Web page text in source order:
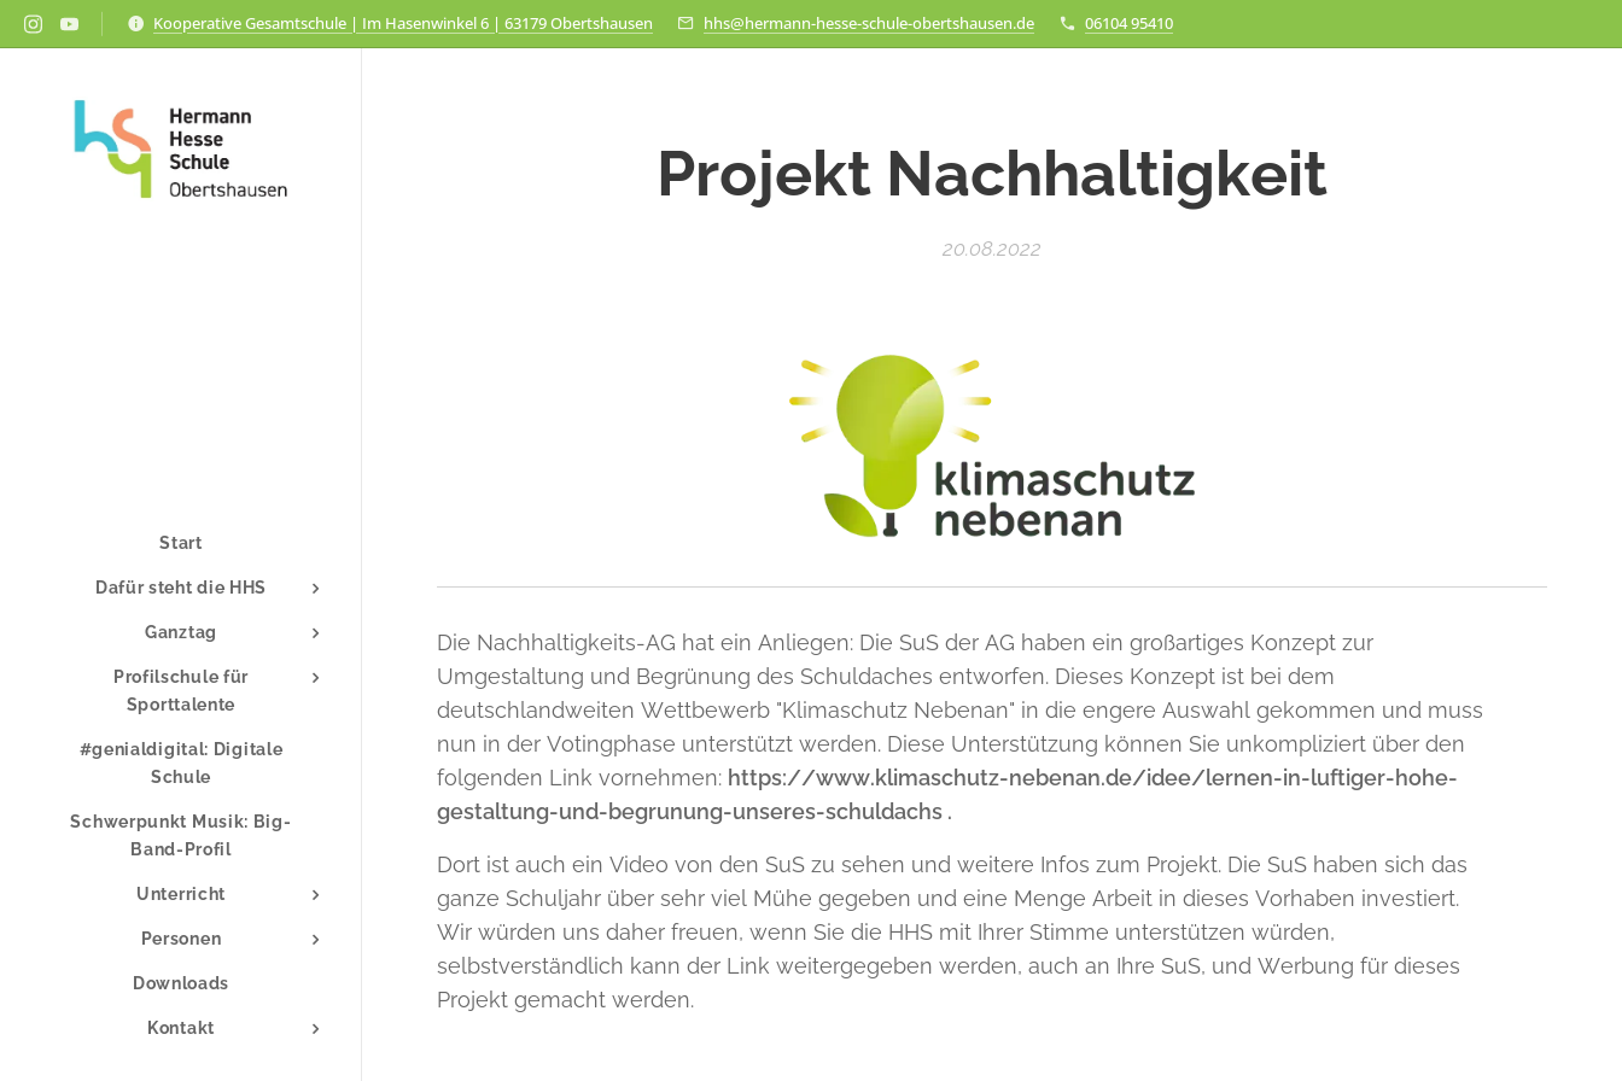
Kooperative Gesamtschule | Im Hasenwinkel 6 | 63179 Obertshausen hhs@hermann-hesse-schule-obertshausen.de 06104 95410
Start
Dafür steht die HHS
Ganztag
Profilschule für
Sporttalente
#genialdigital: Digitale
Schule
Schwerpunkt Musik: Big-
Band-Profil
Unterricht
Personen
Downloads
Kontakt
Projekt Nachhaltigkeit
20.08.2022
Die Nachhaltigkeits-AG hat ein Anliegen: Die SuS der AG haben ein großartiges Konzept zur
Umgestaltung und Begrünung des Schuldaches entworfen. Dieses Konzept ist bei dem
deutschlandweiten Wettbewerb "Klimaschutz Nebenan" in die engere Auswahl gekommen und muss
nun in der Votingphase unterstützt werden. Diese Unterstützung können Sie unkompliziert über den
folgenden Link vornehmen: https://www.klimaschutz-nebenan.de/idee/lernen-in-luftiger-hohe-
gestaltung-und-begrunung-unseres-schuldachs .
Dort ist auch ein Video von den SuS zu sehen und weitere Infos zum Projekt. Die SuS haben sich das
ganze Schuljahr über sehr viel Mühe gegeben und eine Menge Arbeit in dieses Vorhaben investiert.
Wir würden uns daher freuen, wenn Sie die HHS mit Ihrer Stimme unterstützen würden,
selbstverständlich kann der Link weitergegeben werden, auch an Ihre SuS, und Werbung für dieses
Projekt gemacht werden.